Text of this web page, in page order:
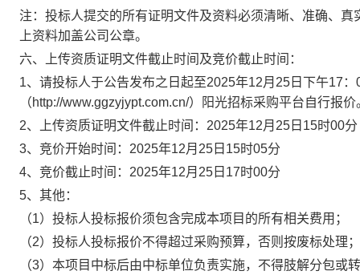
注：投标人提交的所有证明文件及资料必须清晰、准确、
上资料加盖公司公章。
六、上传资质证明文件截止时间及竞价截止时间：
1、请投标人于公告发布之日起至2025年12月 25 日 下午17 ：
（http://www.ggzyjypt.com.cn/）阳光招标采购平台自行报价
2、上传资质证明文件截止时间：2025年12月 25 日 15时00分
3、竞价开始时间：2025年12月 25 日 15时05分
4、竞价截止时间：2025年12月 25 日 17时00分
5、 其他：
（1）投标人投标报价须包含完成本项目的所有相关费用；
（2）投标人投标报价不得超过采购预算，否则按废标处理；
（3）本项目中标后由中标单位负责实施，不得肢解分包或